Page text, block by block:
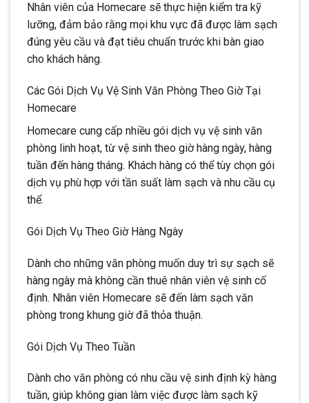
Nhân viên của Homecare sẽ thực hiện kiểm tra kỹ
lưỡng, đảm bảo rằng mọi khu vực đã được làm sạch
đúng yêu cầu và đạt tiêu chuẩn trước khi bàn giao
cho khách hàng.
Các Gói Dịch Vụ Vệ Sinh Văn Phòng Theo Giờ Tại
Homecare
Homecare cung cấp nhiều gói dịch vụ vệ sinh văn
phòng linh hoạt, từ vệ sinh theo giờ hàng ngày, hàng
tuần đến hàng tháng. Khách hàng có thể tùy chọn gói
dịch vụ phù hợp với tần suất làm sạch và nhu cầu cụ
thể.
Gói Dịch Vụ Theo Giờ Hàng Ngày
Dành cho những văn phòng muốn duy trì sự sạch sẽ
hàng ngày mà không cần thuê nhân viên vệ sinh cố
định. Nhân viên Homecare sẽ đến làm sạch văn
phòng trong khung giờ đã thỏa thuận.
Gói Dịch Vụ Theo Tuần
Dành cho văn phòng có nhu cầu vệ sinh định kỳ hàng
tuần, giúp không gian làm việc được làm sạch kỹ